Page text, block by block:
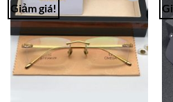
Giảm giá!
Add to
Wishlist